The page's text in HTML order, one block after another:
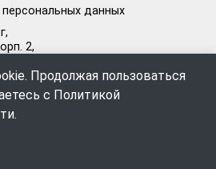
данных
2,
44
Продолжая пользоваться
с Политикой
.